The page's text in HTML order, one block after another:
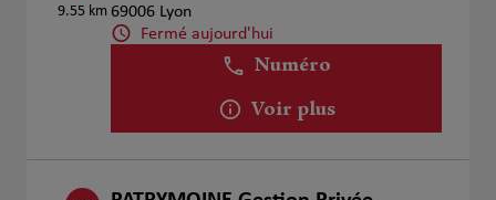
9.55 km 69006 Lyon
Fermé aujourd'hui
Numéro
Voir plus